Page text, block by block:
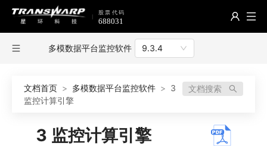
多模数据平台监控软件 9.3.4
文档首页 > 多模数据平台监控软件 > 3
监控计算引擎
文档搜索
3 监控计算引擎